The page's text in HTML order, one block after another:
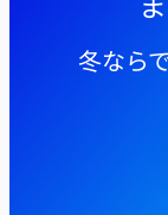
冬なら